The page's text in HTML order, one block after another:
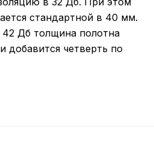
стандартной в 40 мм.
Дб толщина полотна
добавится четверть по